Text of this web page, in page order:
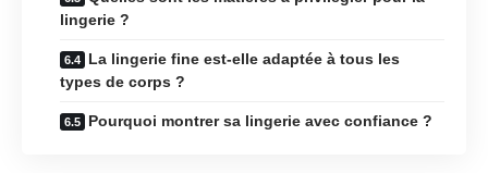
lingerie ?
La lingerie fine est-elle adaptée à tous les
types de corps ?
Pourquoi montrer sa lingerie avec confiance ?